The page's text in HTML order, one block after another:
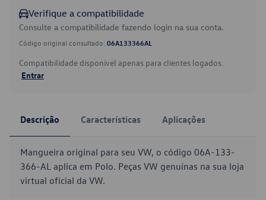
Verifique a compatibilidade
Consulte a compatibilidade fazendo login na sua conta.
Código original consultado: 06A133366AL
Compatibilidade disponível apenas para clientes logados.
Entrar
Descrição Características Aplicações
Mangueira original para seu VW, o código 06A-133-
366-AL aplica em Polo. Peças VW genuínas na sua loja
virtual oficial da VW.